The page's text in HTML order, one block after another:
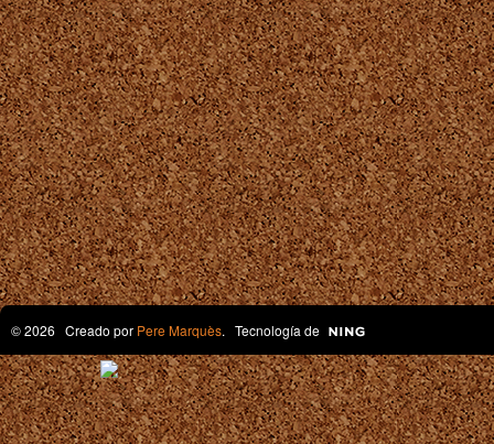
© 2026 Creado por Pere Marquès. Tecnología de